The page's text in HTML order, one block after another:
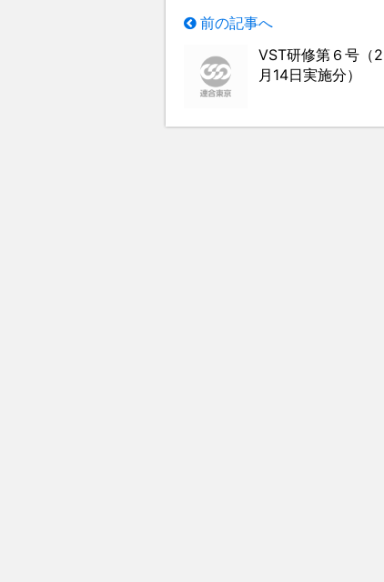
前の記事へ
VST研修第６号（
月14日実施分）